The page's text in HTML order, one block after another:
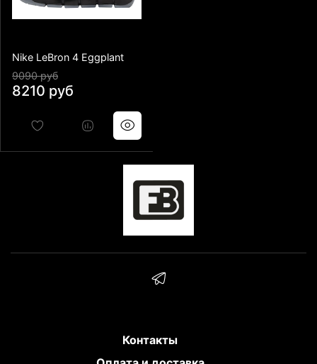
Nike LeBron 4 Eggplant
9090 руб
8210 руб
Контакты